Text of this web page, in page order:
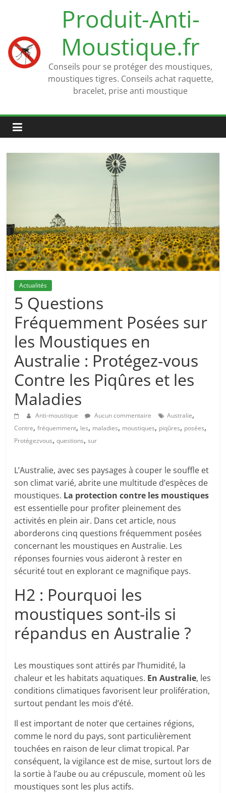
Produit-Anti-
Moustique.fr
Conseils pour se protéger des moustiques,
moustiques tigres. Conseils achat raquette,
bracelet, prise anti moustique
Actualités
5 Questions
Fréquemment Posées sur
les Moustiques en
Australie : Protégez-vous
Contre les Piqûres et les
Maladies
Anti-moustique Aucun commentaire Australie,
Contre,fréquemment, les, maladies, moustiques, piqûres, posées,
Protégezvous,questions,sur
L’Australie, avec ses paysages à couper le souffle et
son climat varié, abrite une multitude d’espèces de
moustiques. La protection contre les moustiques
est essentielle pour profiter pleinement des
activités en plein air. Dans cet article, nous
aborderons cinq questions fréquemment posées
concernant les moustiques en Australie. Les
réponses fournies vous aideront à rester en
sécurité tout en explorant ce magnifique pays.
H2 : Pourquoi les
moustiques sont-ils si
répandus en Australie ?
Les moustiques sont attirés par l’humidité, la
chaleur et les habitats aquatiques. En Australie, les
conditions climatiques favorisent leur prolifération,
surtout pendant les mois d’été.
Il est important de noter que certaines régions,
comme le nord du pays, sont particulièrement
touchées en raison de leur climat tropical. Par
conséquent, la vigilance est de mise, surtout lors de
la sortie à l’aube ou au crépuscule, moment où les
moustiques sont les plus actifs.